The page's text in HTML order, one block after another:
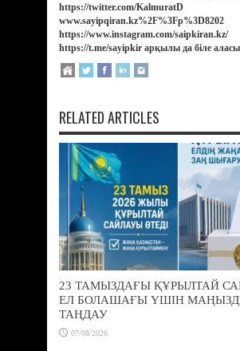
https://twitter.com/KalmuratD
www.sayipqiran.kz%2F%3Fp%3D8202
https://www.instagram.com/saipkiran.kz/
https://t.me/sayipkir арқылы да біле
RELATED ARTICLES
23 ТАМЫЗДАҒЫ ҚҰРЫЛТАЙ
ЕЛ БОЛАШАҒЫ ҮШІН
ТАҢДАУ
07/08/2026